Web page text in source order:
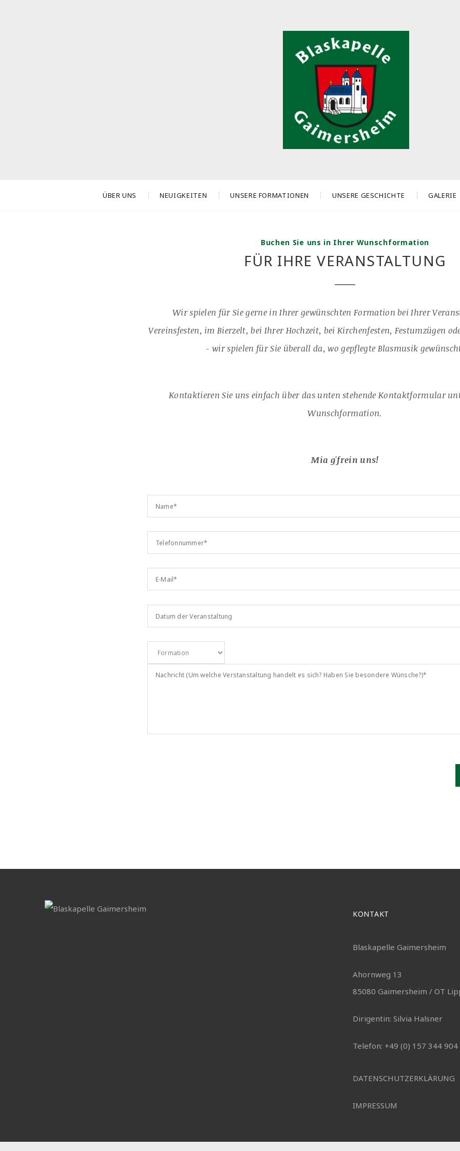
ÜBER UNS NEUIGKEITEN UNSERE FORMATIONEN UNSERE GESCHICHTE GALERIE
Buchen Sie uns in Ihrer Wunschformation
FÜR IHRE VERANSTALTUNG
Wir spielen für Sie gerne in Ihrer gewünschten Formation bei Ihrer
Vereinsfesten, im Bierzelt, bei Ihrer Hochzeit, bei Kirchenfesten, Festumzügen
- wir spielen für Sie überall da, wo gepflegte Blasmusik
Kontaktieren Sie uns einfach über das unten stehende Kontaktformular
Wunschformation.
Mia g'frein uns!
KONTAKT
Blaskapelle Gaimersheim
Ahornweg 13
85080 Gaimersheim / OT
Dirigentin: Silvia Halsner
Telefon: +49 (0) 157 344 904
DATENSCHUTZERKLÄRUNG
IMPRESSUM